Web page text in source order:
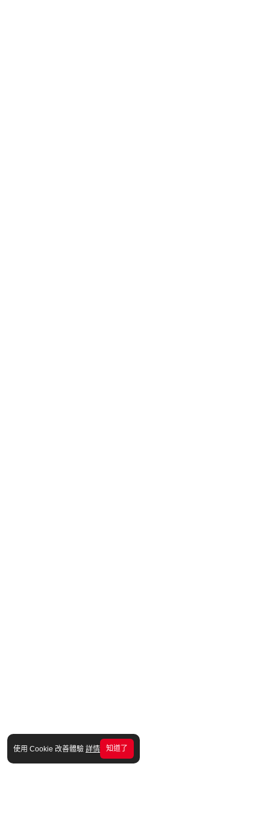
使用 Cookie 改善體驗 詳情 知道了